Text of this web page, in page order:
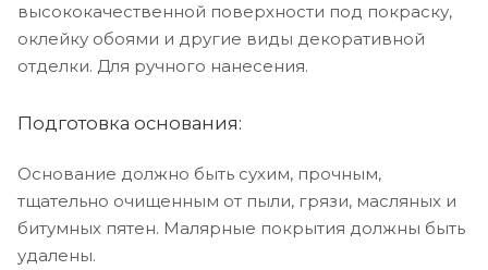
высококачественной поверхности под покраску,
оклейку обоями и другие виды декоративной
отделки. Для ручного нанесения.
Подготовка основания:
Основание должно быть сухим, прочным,
тщательно очищенным от пыли, грязи, масляных и
битумных пятен. Малярные покрытия должны быть
удалены.